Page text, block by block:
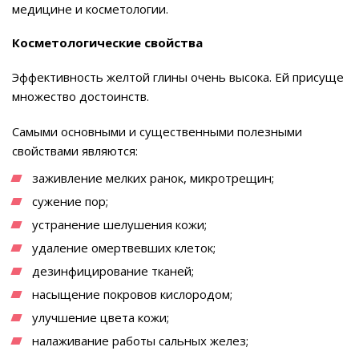
медицине и косметологии.
Косметологические свойства
Эффективность желтой глины очень высока. Ей присуще
множество достоинств.
Самыми основными и существенными полезными
свойствами являются:
заживление мелких ранок, микротрещин;
сужение пор;
устранение шелушения кожи;
удаление омертвевших клеток;
дезинфицирование тканей;
насыщение покровов кислородом;
улучшение цвета кожи;
налаживание работы сальных желез;